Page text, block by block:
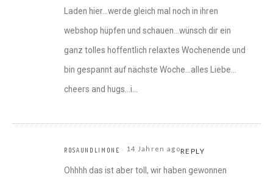
Laden hier…werde gleich mal noch in ihren
webshop hüpfen und schauen…wünsch dir ein
ganz tolles hoffentlich relaxtes Wochenende und
bin gespannt auf nächste Woche…alles Liebe…
cheers and hugs…i…
ROSAUNDLIMONE 14 Jahren agoREPLY
Ohhhh das ist aber toll, wir haben gewonnen